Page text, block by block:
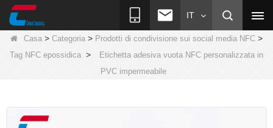
IT
Casa > Categoria > Prodotti di condivisione sui social media NFC >
Tag NFC epossidica >
Etichetta adesiva vuota NFC personalizzata in
PVC impermeabile